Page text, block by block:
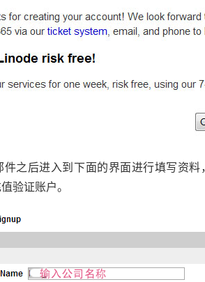
件之后进入到下面的界面进行填写资
验证账户。